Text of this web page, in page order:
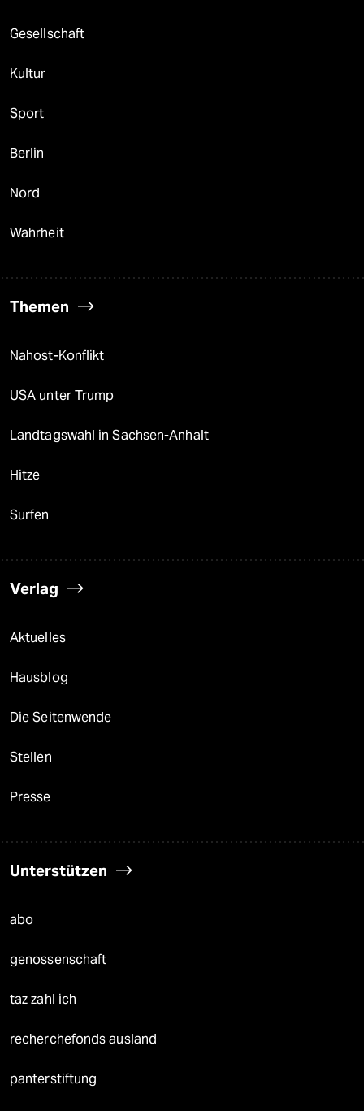
Gesellschaft
Kultur
Sport
Berlin
Nord
Wahrheit
Themen
Nahost-Konflikt
USA unter Trump
Landtagswahl in Sachsen-Anhalt
Hitze
Surfen
Verlag
Aktuelles
Hausblog
Die Seitenwende
Stellen
Presse
Unterstützen
abo
genossenschaft
taz zahl ich
recherchefonds ausland
panterstiftung